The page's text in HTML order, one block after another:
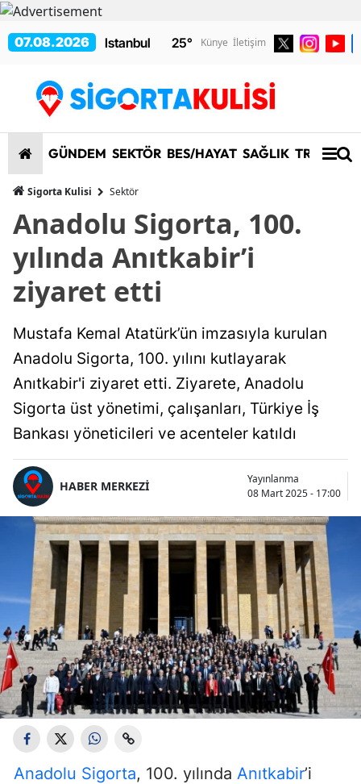
07.08.2026 25° Künye İletişim
GÜNDEM SEKTÖR BES/HAYAT SAĞLIK TRAFİK/
Sigorta Kulisi Sektör
Anadolu Sigorta, 100.
yılında Anıtkabir’i
ziyaret etti
Mustafa Kemal Atatürk’ün imzasıyla kurulan
Anadolu Sigorta, 100. yılını kutlayarak
Anıtkabir'i ziyaret etti. Ziyarete, Anadolu
Sigorta üst yönetimi, çalışanları, Türkiye İş
Bankası yöneticileri ve acenteler katıldı
HABER MERKEZİ
Yayınlanma
08 Mart 2025 - 17:00
Anadolu Sigorta, 100. yılında Anıtkabir’i